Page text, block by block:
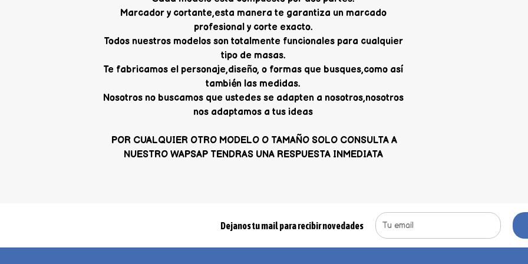
Marcador y cortante,esta manera te garantiza un marcado
profesional y corte exacto.
Todos nuestros modelos son totalmente funcionales para cualquier
tipo de masas.
Te fabricamos el personaje,diseño, o formas que busques,como así
también las medidas.
Nosotros no buscamos que ustedes se adapten a nosotros,nosotros
nos adaptamos a tus ideas
POR CUALQUIER OTRO MODELO O TAMAÑO SOLO CONSULTA A
NUESTRO WAPSAP TENDRAS UNA RESPUESTA INMEDIATA
Dejanos tu mail para recibir novedades